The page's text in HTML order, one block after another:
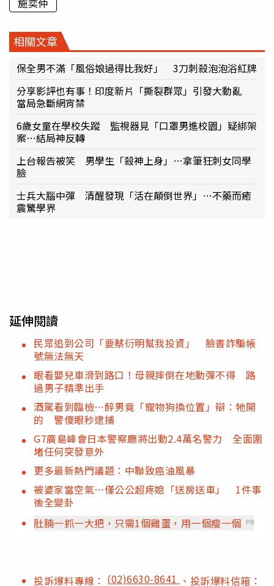
相關文章
保全男不滿「風俗娘過得比我好」 3刀刺殺泡泡浴紅牌
分享影評也有事！印度新片「撕裂群眾」引發大動亂
當局急斷網宵禁
6歲女童在學校失蹤 監視器見「口罩男進校園」疑綁架
案…結局神反轉
上台報告被笑 男學生「殺神上身」…拿筆狂刺女同學
臉
士兵大腦中彈 清醒發現「活在顛倒世界」…不藥而癒
震驚學界
延伸閱讀
民眾追到公司「要蔡衍明幫我投資」 臉書詐騙帳
號無法無天
眼看嬰兒車滑到路口！母親摔倒在地動彈不得 路
過男子精準出手
酒駕看到臨檢…醉男竟「寵物狗換位置」辯：牠開
的 警傻眼秒逮捕
G7廣島峰會日本警察廳將出動2.4萬名警力 全面圍
堵任何突發意外
更多最新熱門議題：中聯致癌油風暴
被婆家當空氣…僅公公超疼媳「送房送車」 1件事
後全變卦
肚腩一抓一大把，只需1個雞蛋，用一個瘦一個 PR
投訴爆料專線： (02)6630-8641 、投訴爆料信箱：